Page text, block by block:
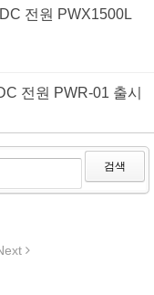
전원 PWX1500L
전원 PWR-01 출시
검색